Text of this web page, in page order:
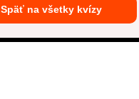
Späť na všetky kvízy